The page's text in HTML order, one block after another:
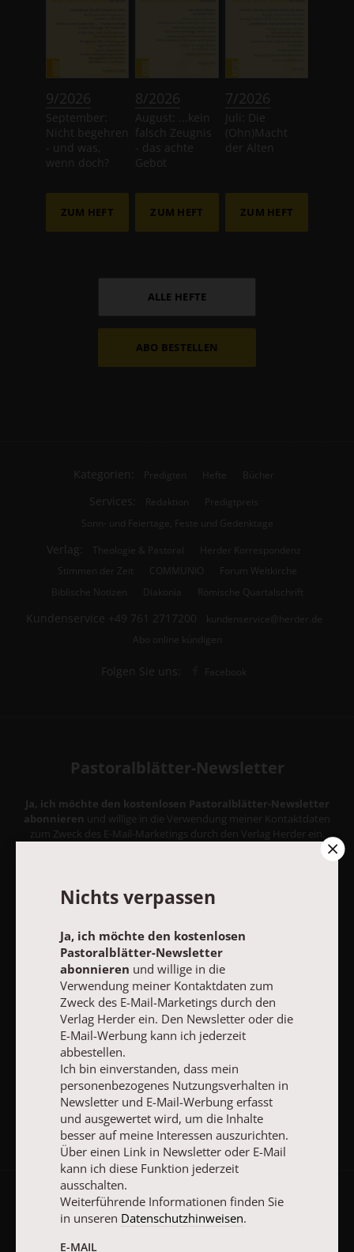
9/2026
September:
Nicht begehren
- und was,
wenn doch?
ZUM HEFT
8/2026
August: ...kein
falsch Zeugnis
- das achte
Gebot
ZUM HEFT
7/2026
Juli: Die
(Ohn)Macht
der Alten
ZUM HEFT
ALLE HEFTE
ABO BESTELLEN
Kategorien: Predigten Hefte Bücher
Services: Redaktion
Predigtpreis
Sonn- und Feiertage, Feste und Gedenktage
Verlag: Theologie & Pastoral
Herder Korrespondenz
Stimmen der Zeit
COMMUNIO
Forum Weltkirche
Biblische Notizen
Diakonia Römische Quartalschrift
Kundenservice +49 761 2717200
kundenservice@herder.de
Abo online kündigen
Folgen Sie uns: Facebook
Pastoralblätter-Newsletter
Ja, ich möchte den kostenlosen Pastoralblätter-Newsletter
abonnieren und willige in die Verwendung meiner Kontaktdaten
zum Zweck des E-Mail-Marketings durch den Verlag Herder ein.
Nutzungsverhalten in Newsletter und E-Mail-Werbung erfasst
und ausgewertet wird, um die Inhalte besser auf meine
Mail kann ich diese Funktion jederzeit ausschalten.
Weiterführende Informationen finden Sie in unseren
Datenschutzhinweisen
JETZT ANMELDEN
AGB und Widerrufsbelehrung Datenschutz Barrierefreiheit
Nichts verpassen
Ja, ich möchte den kostenlosen
Pastoralblätter-Newsletter
abonnieren und willige in die
Verwendung meiner Kontaktdaten zum
Zweck des E-Mail-Marketings durch den
Verlag Herder ein. Den Newsletter oder die
E-Mail-Werbung kann ich jederzeit
abbestellen.
Ich bin einverstanden, dass mein
personenbezogenes Nutzungsverhalten in
Newsletter und E-Mail-Werbung erfasst
und ausgewertet wird, um die Inhalte
besser auf meine Interessen auszurichten.
Über einen Link in Newsletter oder E-Mail
kann ich diese Funktion jederzeit
ausschalten.
Weiterführende Informationen finden Sie
in unseren Datenschutzhinweisen.
E-MAIL